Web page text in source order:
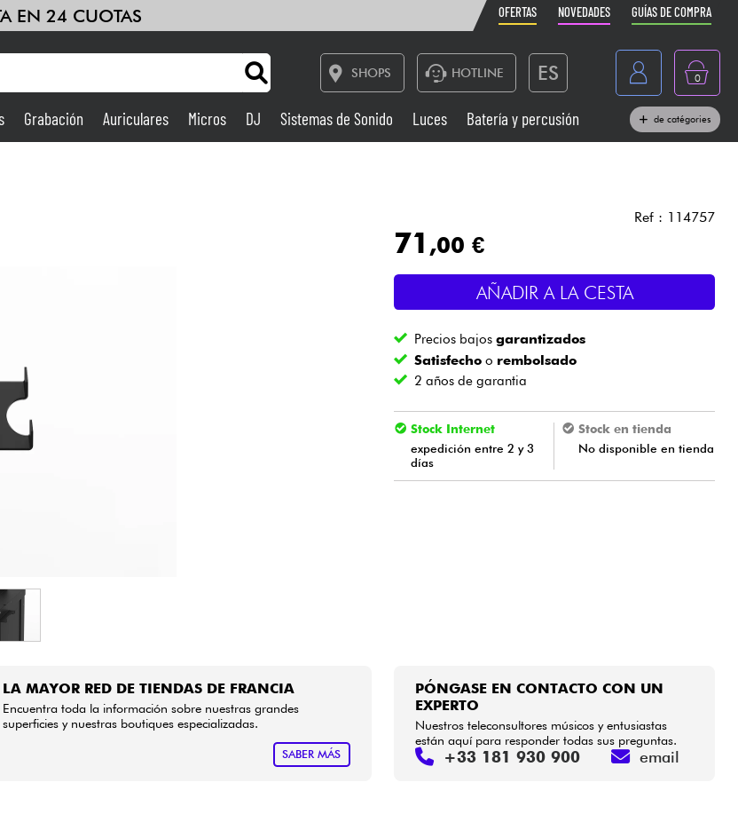
EN 24 CUOTAS OFERTAS NOVEDADES GUÍAS DE COMPRA
SHOPS HOTLINE ES
France
Belgique
Nederland
0
Sistemas de Sonido
Vientos
Cables & Acces.
Bundle
Grabación Auriculares Micros DJ Sistemas de Sonido Luces Batería y percusión de catégories
Ref : 114757
71 ,00 €
AÑADIR A LA CESTA
Precios bajosgarantizados
Satisfecho o rembolsado
2 años de garantia
Stock Internet
expedición entre 2 y 3
días
Stock en tienda
No disponible en tienda
LA MAYOR RED DE TIENDAS DE FRANCIA
Encuentra toda la información sobre nuestras grandes
superficies y nuestras boutiques especializadas.
SABER MÁS
PÓNGASE EN CONTACTO CON UN
EXPERTO
Nuestros teleconsultores músicos y entusiastas
están aquí para responder todas sus preguntas.
+33 181 930 900 email